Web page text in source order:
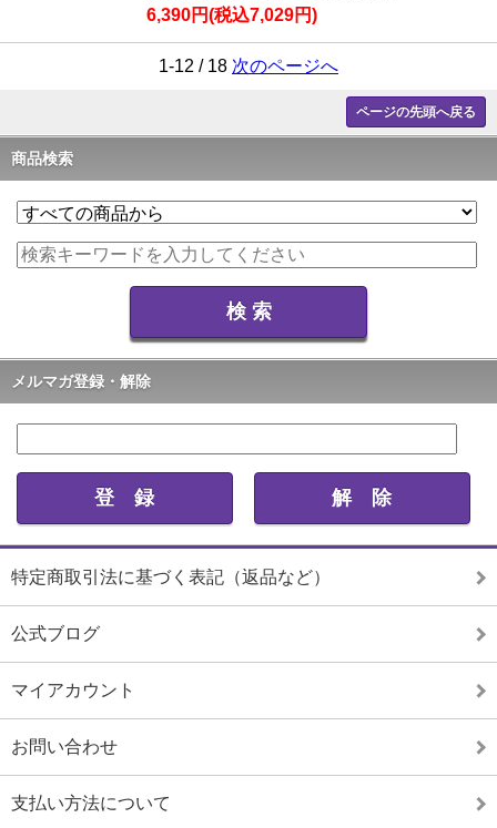
6,390円(税込7,029円)
1-12 / 18 次のページへ
ページの先頭へ戻る
商品検索
メルマガ登録・解除
特定商取引法に基づく表記（返品など）
公式ブログ
マイアカウント
お問い合わせ
支払い方法について